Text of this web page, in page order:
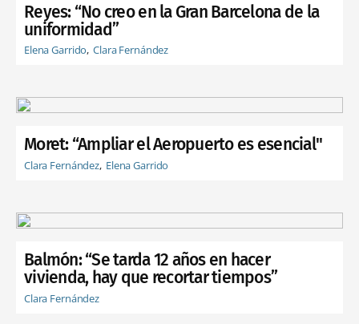
Reyes: “No creo en la Gran Barcelona de la
uniformidad”
Elena Garrido Clara Fernández
Moret: “Ampliar el Aeropuerto es esencial"
Clara Fernández Elena Garrido
Balmón: “Se tarda 12 años en hacer
vivienda, hay que recortar tiempos”
Clara Fernández